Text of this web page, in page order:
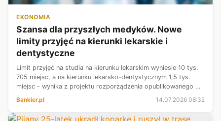
EKONOMIA
Szansa dla przyszłych medyków. Nowe
limity przyjęć na kierunki lekarskie i
dentystyczne
Limit przyjęć na studia na kierunku lekarskim wyniesie 10 tys.
705 miejsc, a na kierunku lekarsko-dentystycznym 1,5 tys.
miejsc - wynika z projektu rozporządzenia opublikowanego w
poniedziałek. Oznacza to wzrost liczby miejsc na obu
kierunkach w stos...
Bankier.pl 14.07.2026 08:32